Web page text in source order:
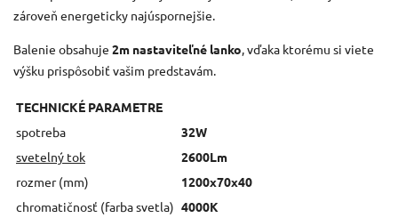
zároveň energeticky najúspornejšie.
Balenie obsahuje 2m nastaviteľné lanko , vďaka ktorému si viete
výšku prispôsobiť vašim predstavám.
TECHNICKÉ PARAMETRE
spotreba
32W
svetelný tok
2600Lm
rozmer (mm)
1200x70x40
chromatičnosť (farba svetla) 4000K